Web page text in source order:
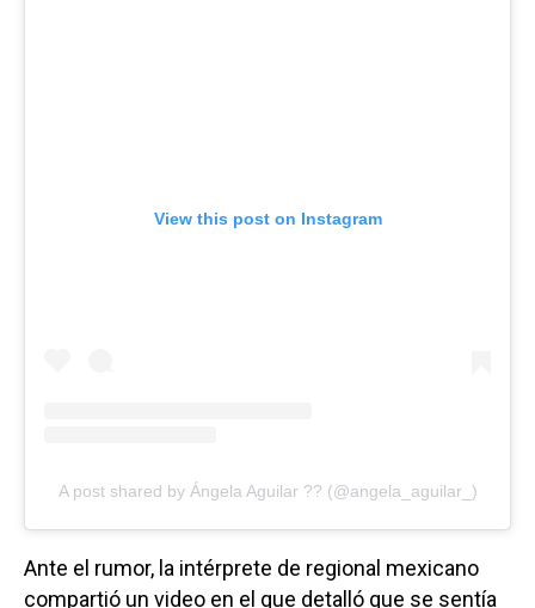
View this post on Instagram
A post shared by Ángela Aguilar ?? (@angela_aguilar_)
Ante el rumor, la intérprete de regional mexicano
compartió un video en el que detalló que se sentía